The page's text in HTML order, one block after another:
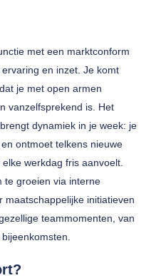
met een marktconform
en inzet. Je komt
je met open armen
vanzelfsprekend is. Het
dynamiek in je week: je
ontmoet telkens nieuwe
werkdag fris aanvoelt.
te groeien via interne
maatschappelijke initiatieven
teammomenten, van